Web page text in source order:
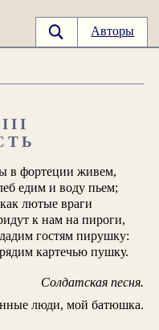
Авторы
III
в фортеции живем,
едим и воду пьем;
лютые враги
к нам на пироги,
гостям пирушку:
картечью пушку.
Солдатская песня.
люди, мой батюшка.